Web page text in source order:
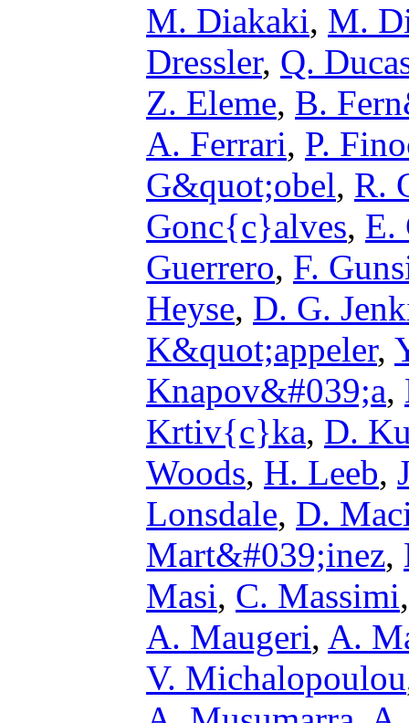
M. Diakaki, M.
Dressler, Q.
Z. Eleme, B.
A. Ferrari, P.
G&quot;obel, R.
Gonc{c}alves, E.
Guerrero, F.
Heyse, D. G.
K&quot;appeler,
Knapov&#039;a,
Krtiv{c}ka, D.
Woods, H. Leeb,
Lonsdale, D.
Mart&#039;inez,
Masi, C. Massimi
A. Maugeri, A.
V. Michalopoulou